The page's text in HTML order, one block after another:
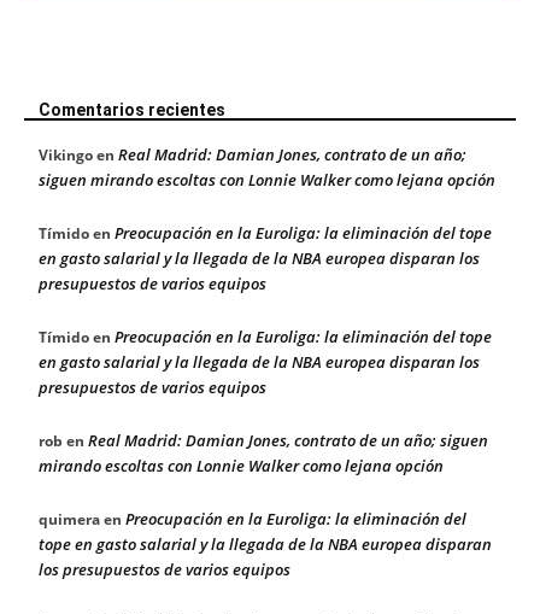
Comentarios recientes
Vikingoen Real Madrid: Damian Jones, contrato de un año;
siguen mirando escoltas con Lonnie Walker como lejana opción
Tímidoen Preocupación en la Euroliga: la eliminación del tope
en gasto salarial y la llegada de la NBA europea disparan los
presupuestos de varios equipos
Tímidoen Preocupación en la Euroliga: la eliminación del tope
en gasto salarial y la llegada de la NBA europea disparan los
presupuestos de varios equipos
rob en Real Madrid: Damian Jones, contrato de un año; siguen
mirando escoltas con Lonnie Walker como lejana opción
quimeraen Preocupación en la Euroliga: la eliminación del
tope en gasto salarial y la llegada de la NBA europea disparan
los presupuestos de varios equipos